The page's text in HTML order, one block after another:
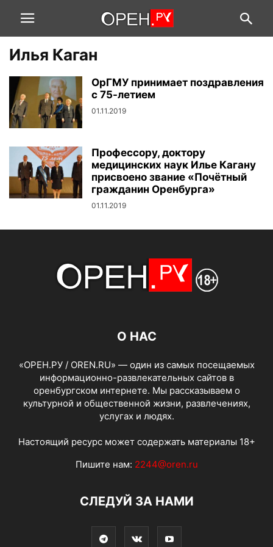
Илья Каган
ОрГМУ принимает поздравления
с 75-летием
01.11.2019
Профессору, доктору
медицинских наук Илье Кагану
присвоено звание «Почётный
гражданин Оренбурга»
01.11.2019
О НАС
«ОРЕН.РУ / OREN.RU» — один из самых посещаемых
информационно-развлекательных сайтов в
оренбургском интернете. Мы рассказываем о
культурной и общественной жизни, развлечениях,
услугах и людях.
Настоящий ресурс может содержать материалы 18+
Пишите нам: 2244@oren.ru
СЛЕДУЙ ЗА НАМИ